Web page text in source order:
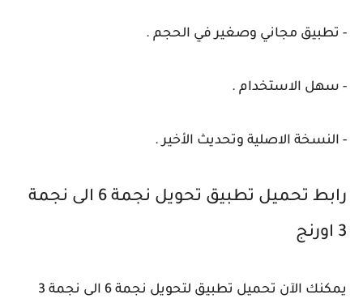
- تطبيق مجاني وصغير في الحجم .
- سهل الاستخدام .
- النسخة الاصلية وتحديث الأخير .
رابط تحميل تطبيق تحويل نجمة 6 الى نجمة
3 اورنج
يمكنك الآن تحميل تطبيق لتحويل نجمة 6 الى نجمة 3